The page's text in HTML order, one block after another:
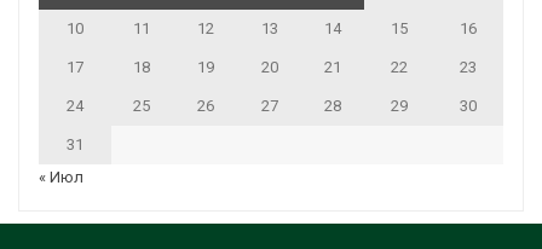
10 11 12 13 14 15 16
17 18 19 20 21 22 23
24 25 26 27 28 29 30
31
« Июл